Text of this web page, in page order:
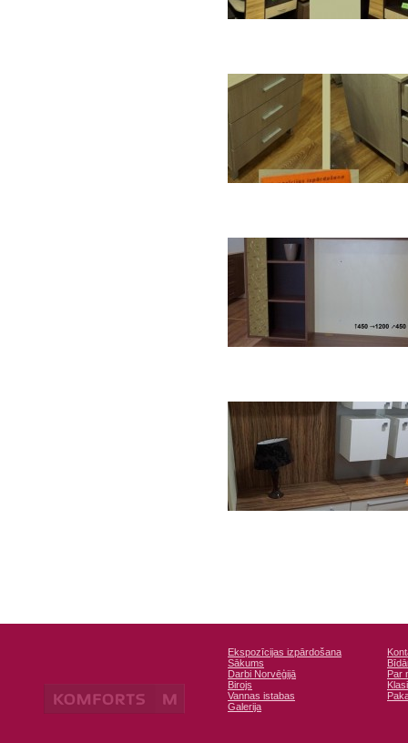
Ekspozīcijas izpārdošana
Sākums
Darbi Norvēģijā
Par
Birojs
Vannas istabas
Galerija